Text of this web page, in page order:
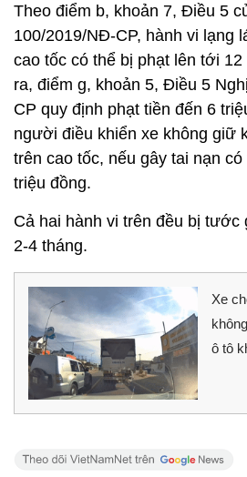
Theo điểm b, khoản 7, Điều 5
100/2019/NĐ-CP, hành vi lạng
cao tốc có thể bị phạt lên tới
ra, điểm g, khoản 5, Điều 5
CP quy định phạt tiền đến 6
người điều khiển xe không giữ
trên cao tốc, nếu gây tai nạn
triệu đồng.
Cả hai hành vi trên đều bị tước
2-4 tháng.
Xe
ô tô